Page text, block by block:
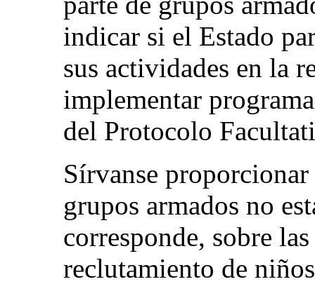
indicar si el Estado
sus actividades en la
implementar
del Protocolo
Sírvanse
grupos armados no
corresponde, sobre
reclutamiento de